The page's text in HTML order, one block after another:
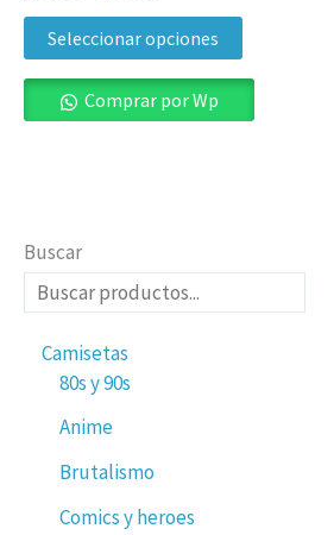
Buscar
Camisetas
80s y 90s
Anime
Brutalismo
Comics y heroes
Seleccionar opciones
página
Comprar por Wp